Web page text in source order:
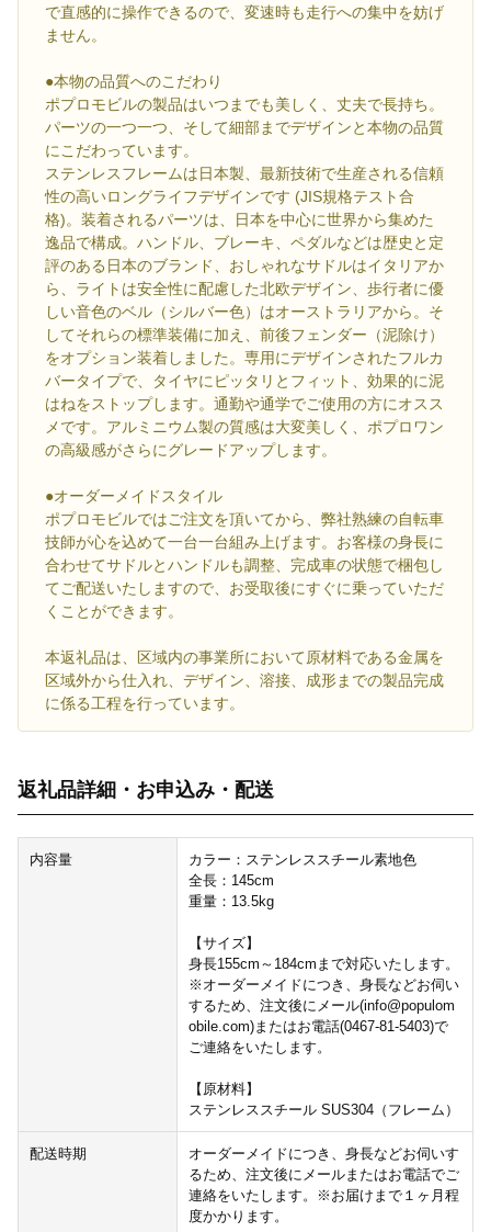
で直感的に操作できるので、変速時も走行への集中を妨げ
ません。
●本物の品質へのこだわり
ポプロモビルの製品はいつまでも美しく、丈夫で長持ち。
パーツの一つ一つ、そして細部までデザインと本物の品質
にこだわっています。
ステンレスフレームは日本製、最新技術で生産される信頼
性の高いロングライフデザインです (JIS規格テスト合
格)。装着されるパーツは、日本を中心に世界から集めた
逸品で構成。ハンドル、ブレーキ、ペダルなどは歴史と定
評のある日本のブランド、おしゃれなサドルはイタリアか
ら、ライトは安全性に配慮した北欧デザイン、歩行者に優
しい音色のベル（シルバー色）はオーストラリアから。そ
してそれらの標準装備に加え、前後フェンダー（泥除け）
をオプション装着しました。専用にデザインされたフルカ
バータイプで、タイヤにピッタリとフィット、効果的に泥
はねをストップします。通勤や通学でご使用の方にオスス
メです。アルミニウム製の質感は大変美しく、ポプロワン
の高級感がさらにグレードアップします。
●オーダーメイドスタイル
ポプロモビルではご注文を頂いてから、弊社熟練の自転車
技師が心を込めて一台一台組み上げます。お客様の身長に
合わせてサドルとハンドルも調整、完成車の状態で梱包し
てご配送いたしますので、お受取後にすぐに乗っていただ
くことができます。
本返礼品は、区域内の事業所において原材料である金属を
区域外から仕入れ、デザイン、溶接、成形までの製品完成
に係る工程を行っています。
返礼品詳細・お申込み・配送
内容量
カラー：ステンレススチール素地色
全長：145cm
重量：13.5kg
【サイズ】
身長155cm～184cmまで対応いたします。
※オーダーメイドにつき、身長などお伺い
するため、注文後にメール(info@populom
obile.com)またはお電話(0467-81-5403)で
ご連絡をいたします。
【原材料】
ステンレススチール SUS304（フレーム）
配送時期
オーダーメイドにつき、身長などお伺いす
るため、注文後にメールまたはお電話でご
連絡をいたします。※お届けまで１ヶ月程
度かかります。